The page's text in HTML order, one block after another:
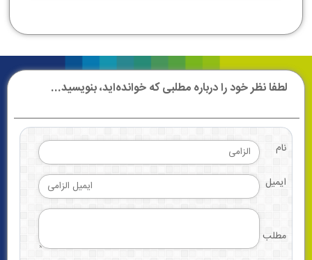
لطفا نظر خود را درباره مطلبی که خوانده‌اید، بنویسید...
نام
ایمیل
مطلب